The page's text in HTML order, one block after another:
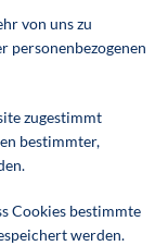
von uns zu
personenbezogenen
zugestimmt
bestimmter,
Cookies bestimmte
werden.